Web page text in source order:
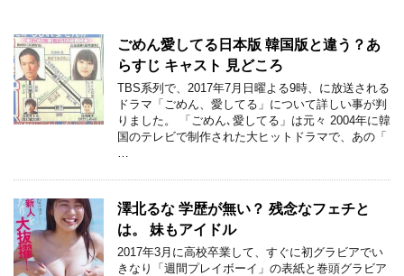
ごめん愛してる日本版 韓国版と違う？あ
らすじ キャスト 見どころ
TBS系列で、2017年7月日曜よる9時、に放送される
ドラマ「ごめん、愛してる」について詳しい事が判
りました。 「ごめん､愛してる」は元々 2004年に韓
国のテレビで制作された大ヒットドラマで、あの「
…
澤北るな 学歴が無い？ 残念なフェチと
は。 妹もアイドル
2017年3月に高校卒業して、すぐに初グラビアでい
きなり「週間プレイボーイ」の表紙と巻頭グラビア